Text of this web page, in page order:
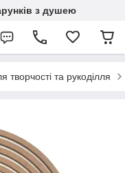
з душею
творчості та рукоділля